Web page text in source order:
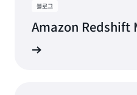
블로그
Amazon Redshift